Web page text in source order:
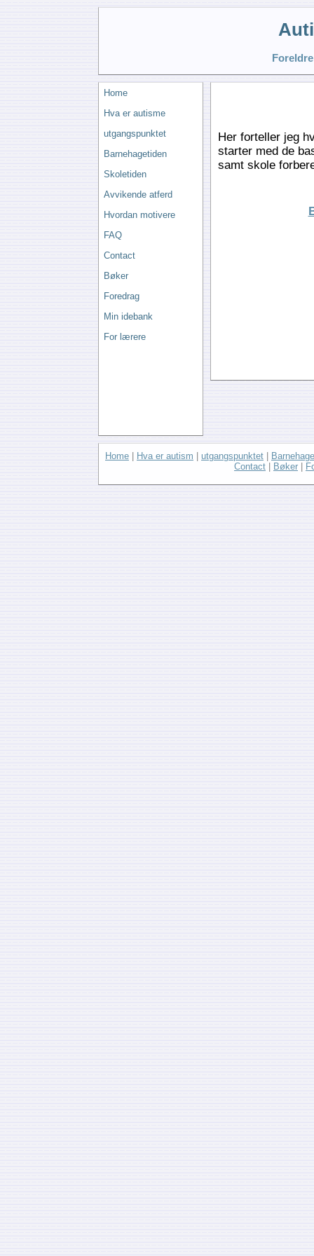
Home
Hva er autisme
utgangspunktet
Barnehagetiden
Skoletiden
Avvikende atferd
Hvordan motivere
FAQ
Contact
Bøker
Foredrag
Min idebank
For lærere
Her forteller jeg
starter med de
samt skole
Home Hva er autism utgangspunktet
Contact
Bøker